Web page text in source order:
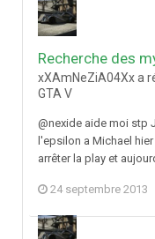
Recherche des
xXAmNeZiA04Xx a
GTA V
@nexide aide moi stp
l'epsilon a Michael
arrêter la play et
24 septembre 2013